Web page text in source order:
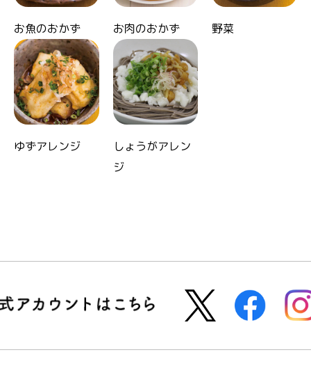
お魚のおかず お肉のおかず 野菜
ゆずアレンジ
しょうがアレン
ジ